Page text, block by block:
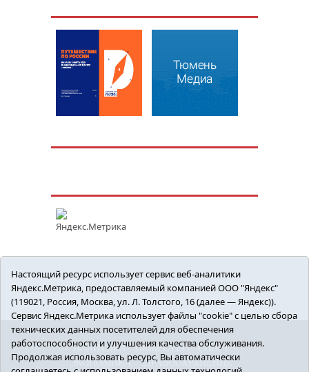
ПОЛИТИКА ОБЩЕСТВО
СПОРТ
ЭКОНОМИКА
ЗДРАВООХРАНЕНИЕ
Настоящий ресурс использует сервис веб-аналитики
Яндекс.Метрика, предоставляемый компанией ООО "Яндекс"
(119021, Россия, Москва, ул. Л. Толстого, 16 (далее — Яндекс)).
Сервис Яндекс.Метрика использует файлы "cookie" с целью сбора
технических данных посетителей для обеспечения
работоспособности и улучшения качества обслуживания.
Продолжая использовать ресурс, Вы автоматически